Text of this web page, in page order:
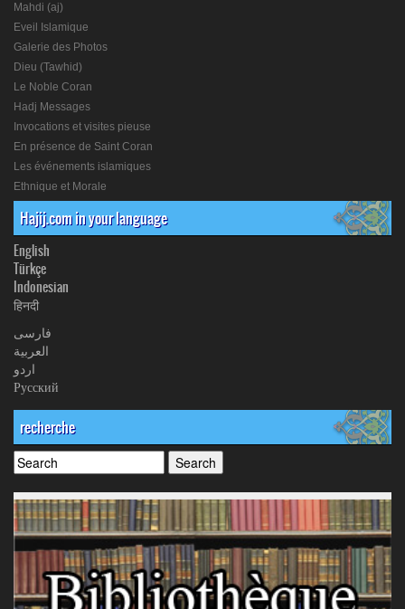
Mahdi (aj)
Eveil Islamique
Galerie des Photos
Dieu (Tawhid)
Le Noble Coran
Hadj Messages
Invocations et visites pieuse
En présence de Saint Coran
Les événements islamiques
Ethnique et Morale
Hajij.com in your language
English
Türkçe
Indonesian
हिनदी
فارسی
العربیة
اردو
Русский
recherche